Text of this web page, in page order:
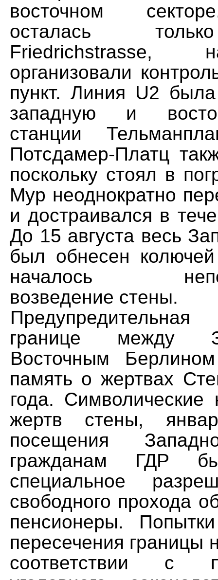
восточном
осталась
Friedrichstrasse,
организовали
пункт. Линия U2
западную и
станции
Потсдамер-Платц
поскольку стоял в
Мур неоднократно
и достраивался в
До 15 августа весь
был обнесен
началось
возведение стены.
границе между
Восточным
память о жертвах
года. Символические
жертв стены,
посещения
гражданам ГДР
специальное
свободного прохода
пенсионеры.
пересечения границы
соответствии с